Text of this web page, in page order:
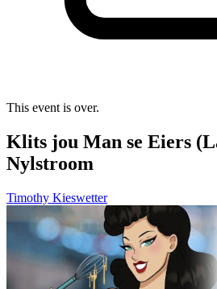
This event is over.
Klits jou Man se Eiers
Nylstroom
Timothy Kieswetter